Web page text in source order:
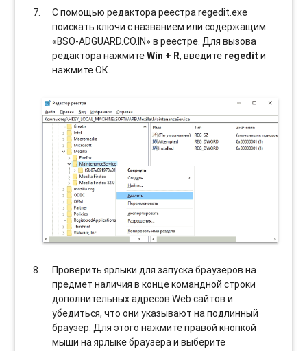
С помощью редактора реестра regedit.exe
поискать ключи с названием или содержащим
«BSO-ADGUARD.CO.IN» в реестре. Для вызова
редактора нажмитеWin + R, введите regedit и
нажмите ОК.
Проверить ярлыки для запуска браузеров на
предмет наличия в конце командной строки
дополнительных адресов Web сайтов и
убедиться, что они указывают на подлинный
браузер. Для этого нажмите правой кнопкой
мыши на ярлыке браузера и выберите